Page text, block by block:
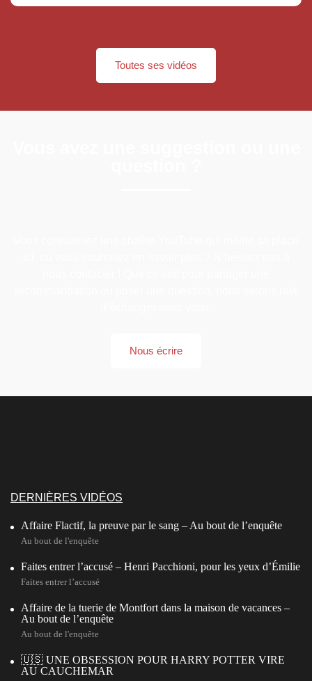
Toutes ses vidéos
Nous écrire
DERNIÈRES VIDÉOS
Affaire Flactif, la preuve par le sang – Au bout de l’enquête
Au bout de l'enquête
Faites entrer l’accusé – Henri Pacchioni, pour les yeux d’Émilie
Faites entrer l’accusé
Affaire de la tuerie de Montfort dans la maison de vacances –
Au bout de l’enquête
Au bout de l'enquête
🇺🇸 UNE OBSESSION POUR HARRY POTTER VIRE
AU CAUCHEMAR